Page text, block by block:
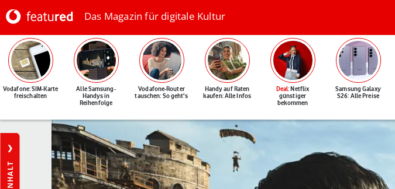
Das Magazin für digitale Kultur
Vodafone: SIM-Karte
freischalten
Alle Samsung-
Handys in
Reihenfolge
Vodafone-Router
tauschen: So geht's
Handy auf Raten
kaufen: Alle Infos
Deal: Netflix
günstiger
bekommen
Samsung Galaxy
S26: Alle Preise
INHALT